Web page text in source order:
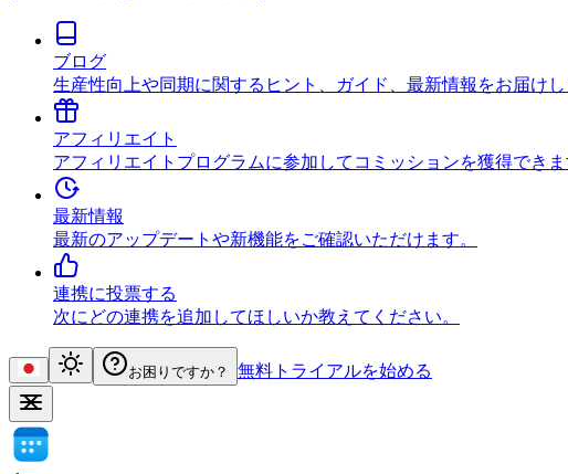
ブログ
生産性向上や同期に関するヒント、ガイド、最新情報をお届けし
アフィリエイト
アフィリエイトプログラムに参加してコミッションを獲得できま
最新情報
最新のアップデートや新機能をご確認いただけます。
連携に投票する
次にどの連携を追加してほしいか教えてください。
お困りですか？ 無料トライアルを始める